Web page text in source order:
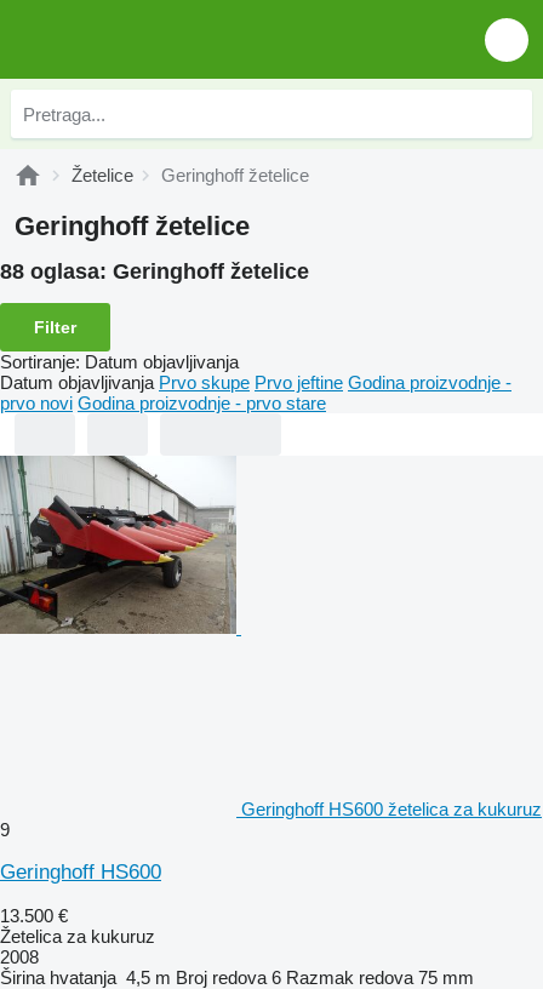
Žetelice Geringhoff žetelice
Geringhoff žetelice
88 oglasa: Geringhoff žetelice
Filter
Sortiranje: Datum objavljivanja
Datum objavljivanja Prvo skupe Prvo jeftine Godina proizvodnje -
prvo novi Godina proizvodnje - prvo stare
Geringhoff HS600 žetelica za kukuruz
9
Geringhoff HS600
13.500 €
Žetelica za kukuruz
2008
Širina hvatanja 4,5 m Broj redova 6 Razmak redova 75 mm